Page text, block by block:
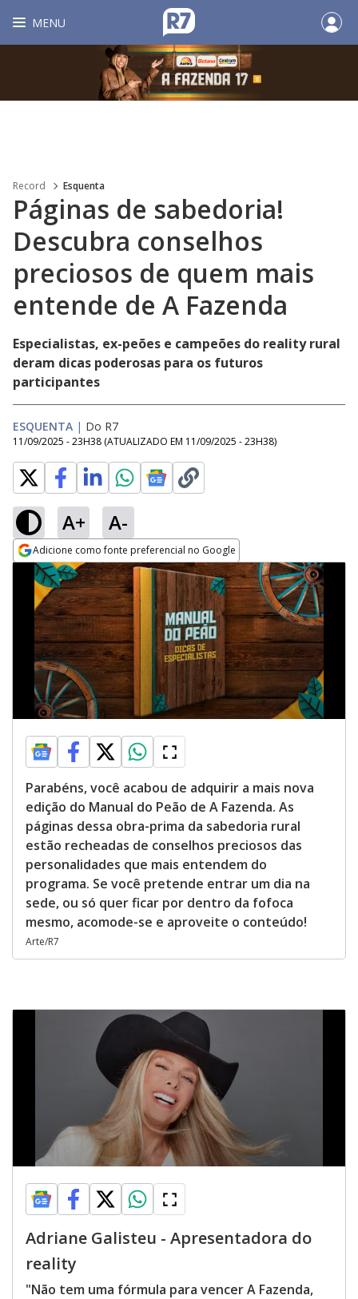
MENU
Record Esquenta
Páginas de sabedoria!
Descubra conselhos
preciosos de quem mais
entende de A Fazenda
Especialistas, ex-peões e campeões do reality rural
deram dicas poderosas para os futuros
participantes
ESQUENTA | Do R7
11/09/2025 - 23H38 (ATUALIZADO EM 11/09/2025 - 23H38)
A+ A-
Adicione como fonte preferencial no Google
Opens in new window
Parabéns, você acabou de adquirir a mais nova
edição do Manual do Peão de A Fazenda. As
páginas dessa obra-prima da sabedoria rural
estão recheadas de conselhos preciosos das
personalidades que mais entendem do
programa. Se você pretende entrar um dia na
sede, ou só quer ficar por dentro da fofoca
mesmo, acomode-se e aproveite o conteúdo!
Arte/R7
Adriane Galisteu - Apresentadora do
reality
"Não tem uma fórmula para vencer A Fazenda,